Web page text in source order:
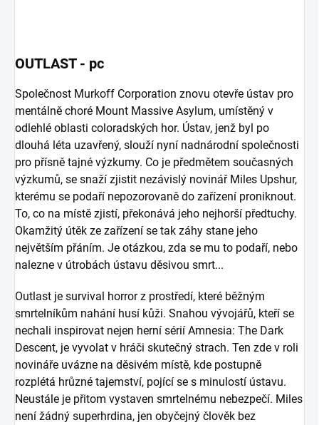
OUTLAST - pc
Společnost Murkoff Corporation znovu otevře ústav pro
mentálně choré Mount Massive Asylum, umístěný v
odlehlé oblasti coloradských hor. Ústav, jenž byl po
dlouhá léta uzavřený, slouží nyní nadnárodní společnosti
pro přísně tajné výzkumy. Co je předmětem současných
výzkumů, se snaží zjistit nezávislý novinář Miles Upshur,
kterému se podaří nepozorovaně do zařízení proniknout.
To, co na místě zjistí, překonává jeho nejhorší předtuchy.
Okamžitý útěk ze zařízení se tak záhy stane jeho
největším přáním. Je otázkou, zda se mu to podaří, nebo
nalezne v útrobách ústavu děsivou smrt...
Outlast je survival horror z prostředí, které běžným
smrtelníkům nahání husí kůži. Snahou vývojářů, kteří se
nechali inspirovat nejen herní sérií Amnesia: The Dark
Descent, je vyvolat v hráči skutečný strach. Ten zde v roli
novináře uvázne na děsivém místě, kde postupně
rozplétá hrůzné tajemství, pojící se s minulostí ústavu.
Neustále je přitom vystaven smrtelnému nebezpečí. Miles
není žádný superhrdina, jen obyčejný člověk bez